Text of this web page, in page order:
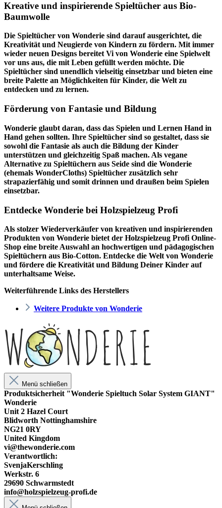
Kreative und inspirierende Spieltücher aus Bio-
Baumwolle
Die Spieltücher von Wonderie sind darauf ausgerichtet, die
Kreativität und Neugierde von Kindern zu fördern. Mit immer
wieder neuen Designs bereitet Vi von Wonderie eine Spielwelt
vor uns aus, die mit Leben gefüllt werden möchte. Die
Spieltücher sind unendlich vielseitig einsetzbar und bieten eine
breite Palette an Möglichkeiten für Kinder, die Welt zu
entdecken und zu lernen.
Förderung von Fantasie und Bildung
Wonderie glaubt daran, dass das Spielen und Lernen Hand in
Hand gehen sollten. Ihre Spieltücher sind so gestaltet, dass sie
sowohl die Fantasie als auch die Bildung der Kinder
unterstützen und gleichzeitig Spaß machen. Als vegane
Alternative zu Spieltüchern aus Seide sind die Wonderie
(ehemals WonderCloths) Spieltücher zusätzlich sehr
strapazierfähig und somit drinnen und draußen beim Spielen
einsetzbar.
Entdecke Wonderie bei Holzspielzeug Profi
Als stolzer Wiederverkäufer von kreativen und inspirierenden
Produkten von Wonderie bietet der Holzspielzeug Profi Online-
Shop eine breite Auswahl an hochwertigen und pädagogischen
Spieltüchern aus Bio-Cotton. Entdecke die Welt von Wonderie
und fördere die Kreativität und Bildung Deiner Kinder auf
unterhaltsame Weise.
Weiterführende Links des Herstellers
Weitere Produkte von Wonderie
Menü schließen
Produktsicherheit "Wonderie Spieltuch Solar System GIANT"
Wonderie
Unit 2 Hazel Court
Blidworth Nottinghamshire
NG21 0RY
United Kingdom
vi@thewonderie.com
Verantwortlich:
SvenjaKerschling
Werkstr. 6
29690 Schwarmstedt
info@holzspielzeug-profi.de